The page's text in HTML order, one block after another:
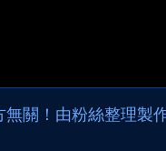
關！由粉絲整理製